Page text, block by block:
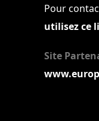
Pour
utilisez ce
Site